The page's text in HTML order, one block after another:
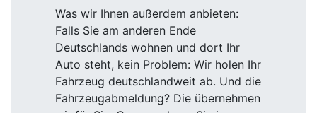
Was wir Ihnen außerdem anbieten:
Falls Sie am anderen Ende
Deutschlands wohnen und dort Ihr
Auto steht, kein Problem: Wir holen Ihr
Fahrzeug deutschlandweit ab. Und die
Fahrzeugabmeldung? Die übernehmen